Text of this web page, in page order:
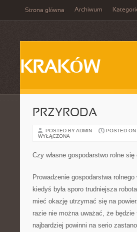
Strona główna Archiwum
KRAKÓW
PRZYRODA
POSTED BY ADMIN POSTED
WYŁĄCZONA
Czy własne gospodarstwo rolne się
Prowadzenie gospodarstwa
kiedyś była sporo trudniejsza
mieć okazję utrzymać się na
razie nie można uważać, że
najbardziej powinni na serio